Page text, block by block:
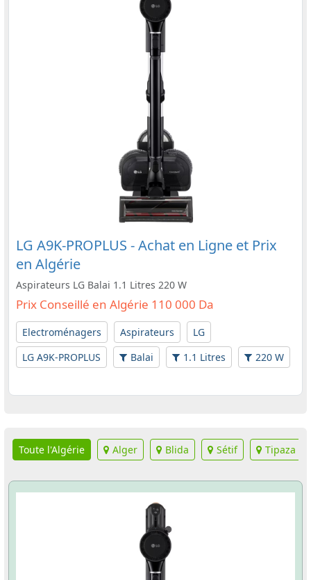
LG A9K-PROPLUS - Achat en Ligne et Prix
en Algérie
Aspirateurs LG Balai 1.1 Litres 220 W
Prix Conseillé en Algérie 110 000 Da
Electroménagers Aspirateurs
LG
LG A9K-PROPLUS
Balai 1.1 Litres 220 W
Toute l'Algérie Alger Blida Sétif Tipaza